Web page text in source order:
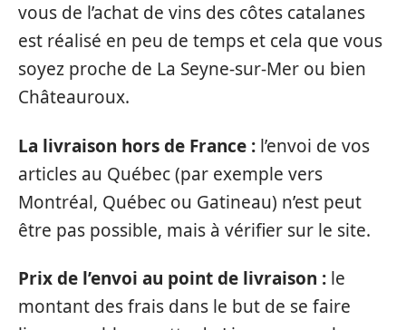
vous de l’achat de vins des côtes catalanes
est réalisé en peu de temps et cela que vous
soyez proche de La Seyne-sur-Mer ou bien
Châteauroux.
La livraison hors de France : l’envoi de vos
articles au Québec (par exemple vers
Montréal, Québec ou Gatineau) n’est peut
être pas possible, mais à vérifier sur le site.
Prix de l’envoi au point de livraison : le
montant des frais dans le but de se faire